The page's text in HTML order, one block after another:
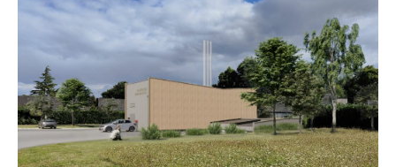
Chaufferie Biomasse
Montrevault/Evre